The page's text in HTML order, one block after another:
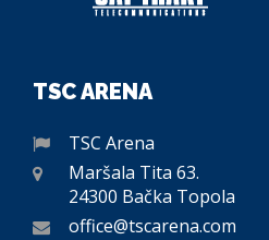
TSC ARENA
TSC Arena
Maršala Tita 63.
24300 Bačka Topola
office@tscarena.com